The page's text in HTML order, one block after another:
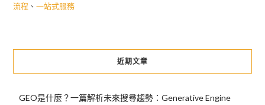
流程 、 一站式服務
近期文章
GEO是什麼？一篇解析未來搜尋趨勢：Generative Engine